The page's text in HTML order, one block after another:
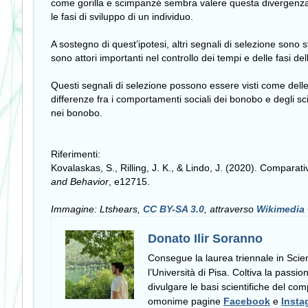
come gorilla e scimpanzé sembra valere questa
le fasi di sviluppo di un individuo.
A sostegno di quest’ipotesi, altri segnali di selezione
sono attori importanti nel controllo dei tempi e delle fasi
Questi segnali di selezione possono essere visti come
differenze fra i comportamenti sociali dei bonobo e degli
nei bonobo.
Riferimenti:
Kovalaskas, S., Rilling, J. K., & Lindo, J. (2020).
and Behavior , e12715.
Immagine: Ltshears, CC BY-SA 3.0 , attraverso Wikimedia
Donato Ilir Soranno
Consegue la laurea triennale in
l’Università di Pisa. Coltiva la
divulgare le basi scientifiche del
omonime pagine Facebook e